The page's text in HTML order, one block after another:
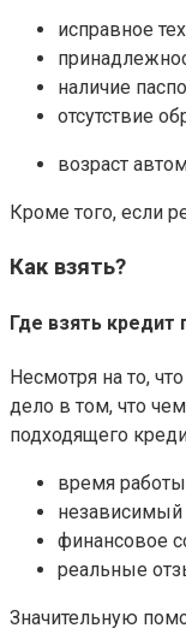
исправное
наличие
отсутствие
возраст
Кроме того, если
Как взять?
Где взять кредит
Несмотря на то,
дело в том, что
подходящего
время
независимый
финансовое
реальные
Значительную